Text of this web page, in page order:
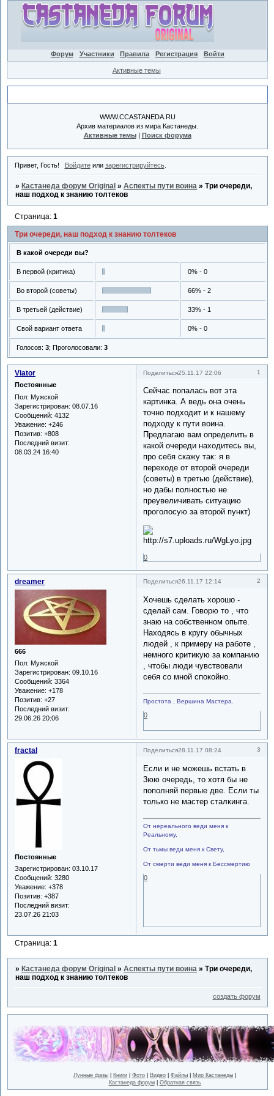
Форум Участники Правила Регистрация Войти
Активные темы
WWW.CCASTANEDA.RU
Архив материалов из мира Кастанеды.
Активные темы| Поиск форума
Привет, Гость! Войдитеили зарегистрируйтесь.
» Кастанеда форум Original »Аспекты пути воина »Три очереди,
наш подход к знанию толтеков
Три очереди, наш подход к знанию толтеков
Страница:1
В какой очереди вы?
В первой (критика) 0% - 0
Во второй (советы) 66% - 2
В третьей (действие) 33% - 1
Свой вариант ответа 0% - 0
Голосов:3;Проголосовали:3
Поделиться 1
25.11.17 22:06
Viator
Постоянные
Пол: Мужской
Зарегистрирован: 08.07.16
Сообщений: 4132
Уважение: +246
Позитив: +808
Последний визит:
08.03.24 16:40
Сейчас попалась вот эта
картинка. А ведь она очень
точно подходит и к нашему
подходу к пути воина.
Предлагаю вам определить в
какой очереди находитесь вы,
про себя скажу так: я в
переходе от второй очереди
(советы) в третью (действие),
но дабы полностью не
преувеличивать ситуацию
проголосую за второй пункт)
0
Поделиться 2
26.11.17 12:14
dreamer
666
Пол: Мужской
Зарегистрирован: 09.10.16
Сообщений: 3364
Уважение: +178
Позитив: +27
Последний визит:
29.06.26 20:06
Хочешь сделать хорошо -
сделай сам. Говорю то , что
знаю на собственном опыте.
Находясь в кругу обычных
людей , к примеру на работе ,
немного критикую за компанию
, чтобы люди чувствовали
себя со мной спокойно.
Простота , Вершина Мастера.
0
Поделиться 3
28.11.17 08:24
fractal
Постоянные
Зарегистрирован: 03.10.17
Сообщений: 3280
Уважение: +378
Позитив: +387
Последний визит:
23.07.26 21:03
Если и не можешь встать в
3юю очередь, то хотя бы не
пополняй первые две. Если ты
только не мастер сталкинга.
От нереального веди меня к
Реальному,
От тьмы веди меня к Свету,
От смерти веди меня к Бессмертию
0
Страница:1
»Кастанеда форум Original »Аспекты пути воина »Три очереди,
наш подход к знанию толтеков
создать форум
Лунные фазы Книги Фото Видео Файлы Мир Кастанеды
Кастанеда форум| Обратная связь